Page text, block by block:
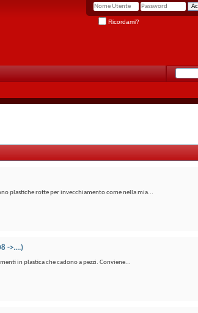
Ricordami?
plastiche rotte per invecchiamento come nella mia...
->....)
in plastica che cadono a pezzi. Conviene...